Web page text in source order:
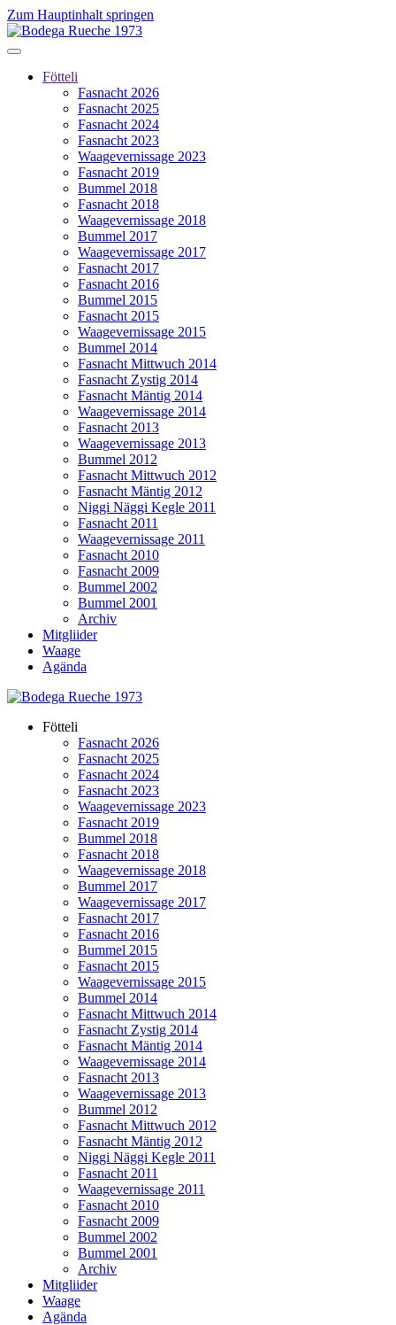
Zum Hauptinhalt springen
Fötteli
Fasnacht 2026
Fasnacht 2025
Fasnacht 2024
Fasnacht 2023
Waagevernissage 2023
Fasnacht 2019
Bummel 2018
Fasnacht 2018
Waagevernissage 2018
Bummel 2017
Waagevernissage 2017
Fasnacht 2017
Fasnacht 2016
Bummel 2015
Fasnacht 2015
Waagevernissage 2015
Bummel 2014
Fasnacht Mittwuch 2014
Fasnacht Zystig 2014
Fasnacht Mäntig 2014
Waagevernissage 2014
Fasnacht 2013
Waagevernissage 2013
Bummel 2012
Fasnacht Mittwuch 2012
Fasnacht Mäntig 2012
Niggi Näggi Kegle 2011
Fasnacht 2011
Waagevernissage 2011
Fasnacht 2010
Fasnacht 2009
Bummel 2002
Bummel 2001
Archiv
Mitgliider
Waage
Agända
Fötteli
Fasnacht 2026
Fasnacht 2025
Fasnacht 2024
Fasnacht 2023
Waagevernissage 2023
Fasnacht 2019
Bummel 2018
Fasnacht 2018
Waagevernissage 2018
Bummel 2017
Waagevernissage 2017
Fasnacht 2017
Fasnacht 2016
Bummel 2015
Fasnacht 2015
Waagevernissage 2015
Bummel 2014
Fasnacht Mittwuch 2014
Fasnacht Zystig 2014
Fasnacht Mäntig 2014
Waagevernissage 2014
Fasnacht 2013
Waagevernissage 2013
Bummel 2012
Fasnacht Mittwuch 2012
Fasnacht Mäntig 2012
Niggi Näggi Kegle 2011
Fasnacht 2011
Waagevernissage 2011
Fasnacht 2010
Fasnacht 2009
Bummel 2002
Bummel 2001
Archiv
Mitgliider
Waage
Agända